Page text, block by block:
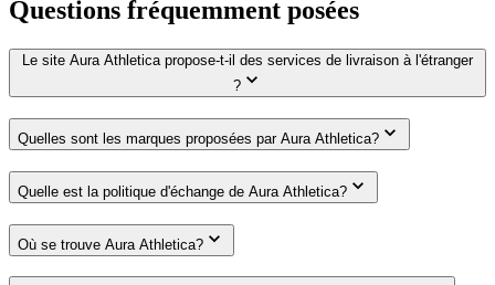
Questions fréquemment posées
Le site Aura Athletica propose-t-il des services de livraison à l'étranger
?
Quelles sont les marques proposées par Aura Athletica?
Quelle est la politique d'échange de Aura Athletica?
Où se trouve Aura Athletica?